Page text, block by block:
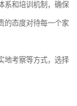
系和培训机制，确保
的态度对待每一个家
地考察等方式，选择